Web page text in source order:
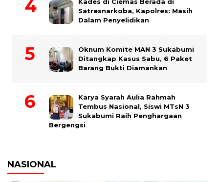
Kades di Ciemas Berada di
Satresnarkoba, Kapolres: Masih
Dalam Penyelidikan
Oknum Komite MAN 3 Sukabumi
Ditangkap Kasus Sabu, 6 Paket
Barang Bukti Diamankan
Karya Syarah Aulia Rahmah
Tembus Nasional, Siswi MTsN 3
Sukabumi Raih Penghargaan
Bergengsi
NASIONAL